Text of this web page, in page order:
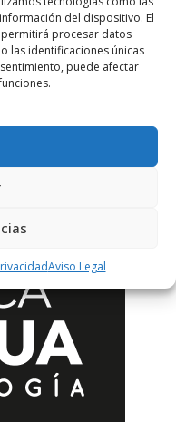
del dispositivo. El
procesar datos
las identificaciones únicas
puede afectar
Aviso Legal